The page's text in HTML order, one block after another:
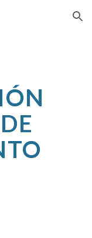
Skip to navigation